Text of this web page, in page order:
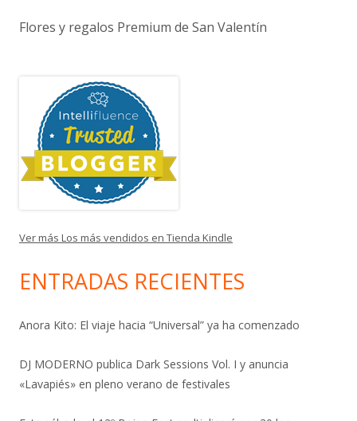
Flores y regalos Premium de San Valentín
Ver más Los más vendidos en Tienda Kindle
ENTRADAS RECIENTES
Anora Kito: El viaje hacia “Universal” ya ha comenzado
DJ MODERNO publica Dark Sessions Vol. I y anuncia
«Lavapiés» en pleno verano de festivales